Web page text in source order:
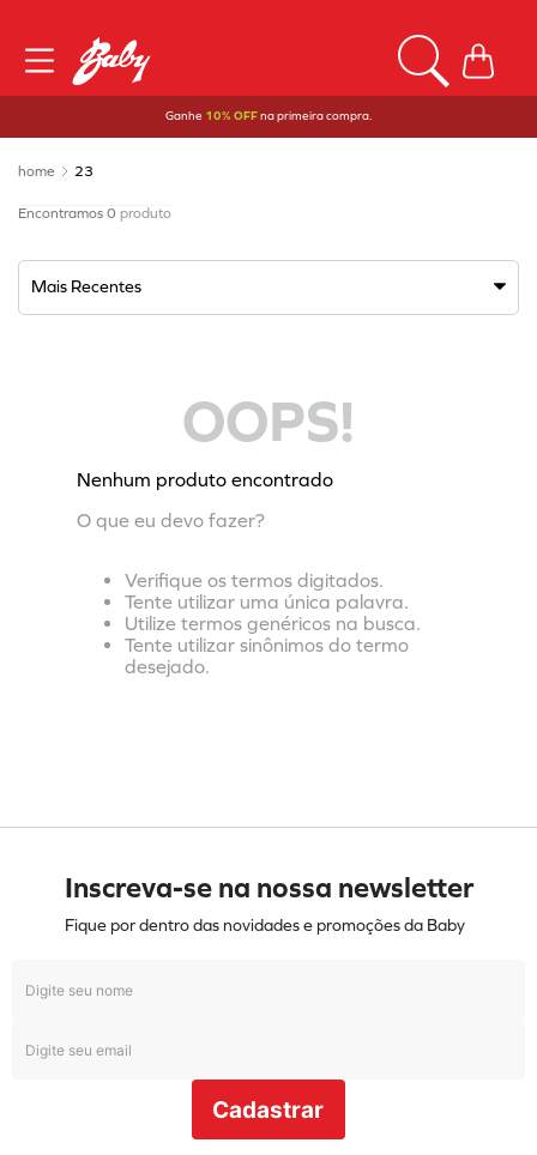
Ganhe 10% OFFna primeira compra.
23
0 produto
Mais Recentes
OOPS!
Nenhum produto encontrado
O que eu devo fazer?
Verifique os termos digitados.
Tente utilizar uma única palavra.
Utilize termos genéricos na busca.
Tente utilizar sinônimos do termo
desejado.
Inscreva-se na nossa newsletter
Fique por dentro das novidades e promoções da Baby
Cadastrar